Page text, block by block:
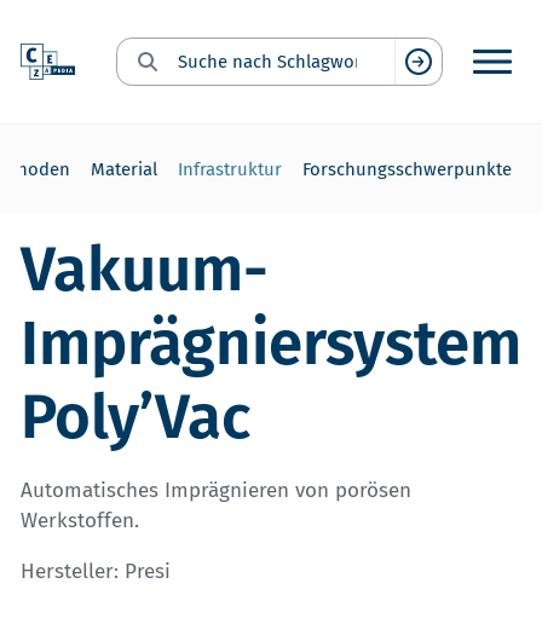
Suche nach Schlagwort:
Suchen
Material Infrastruktur Forschungsschwerpunkte
Vakuum-
Imprägniersystem
Poly’Vac
Automatisches Imprägnieren von porösen
Werkstoffen.
Hersteller: Presi